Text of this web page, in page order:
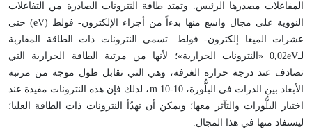
المفاعلات مصدرها الرئيس. وتمتد طاقة النترونات الصادرة من التفاعلات
النووية على مجال واسع منها بدءاً من أجزاء الإلكترون- فولط (eV) حتى
عشرات الميغا إلكترون- فولط. تسمى النترونات ذات الطاقة المقاربة
لـ0,02eV «النترونات الحرارية»؛ لأنها من مرتبة الطاقة الحرارية التي
تصادف عند درجة حرارة الغرفة، وهي التي تقابل طول موجة من مرتبة
الأبعاد بين الذرات في البلُّورة، 10-10 m، لذلك فإن هذه النترونات مفيدة عند
اختبار البلُّورات والتآثر معها؛ ويمكن أن تهدّأ النترونات ذات الطاقة العليا؛
ليستفاد منها في هذا المجال.